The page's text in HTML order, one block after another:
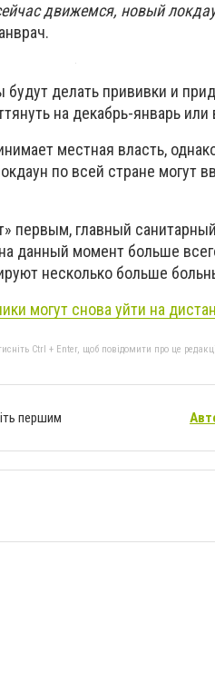
движемся, новый
делать прививки и
на декабрь-январь или
местная власть,
по всей стране могут
первым, главный
данный момент больше
несколько больше
могут снова уйти на
Ctrl + Enter, щоб повідомити про це
першим